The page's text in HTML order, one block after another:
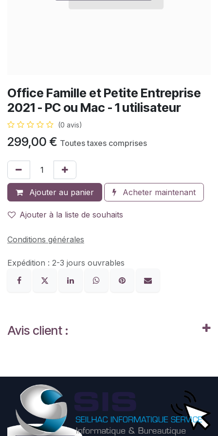
Office Famille et Petite Entreprise
2021 - PC ou Mac - 1 utilisateur
(0 avis)
299,00 € Toutes taxes comprises
Ajouter au panier Acheter maintenant
Ajouter à la liste de souhaits
Conditions générales
Expédition : 2-3 jours ouvrables
Avis client :